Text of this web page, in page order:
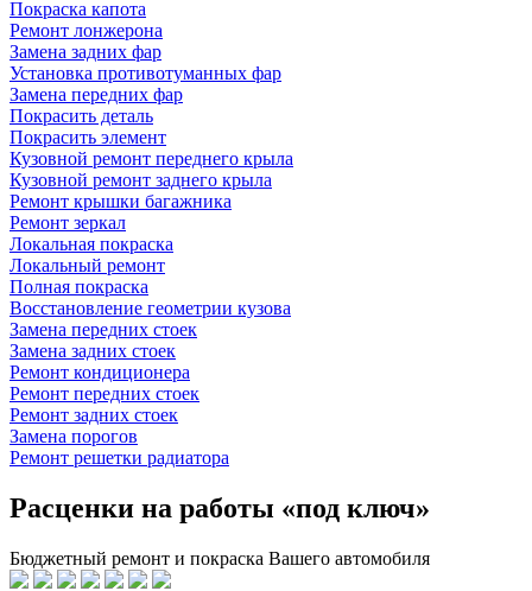
Покраска капота
Ремонт лонжерона
Замена задних фар
Установка противотуманных фар
Замена передних фар
Покрасить деталь
Покрасить элемент
Кузовной ремонт переднего крыла
Кузовной ремонт заднего крыла
Ремонт крышки багажника
Ремонт зеркал
Локальная покраска
Локальный ремонт
Полная покраска
Восстановление геометрии кузова
Замена передних стоек
Замена задних стоек
Ремонт кондиционера
Ремонт передних стоек
Ремонт задних стоек
Замена порогов
Ремонт решетки радиатора
Расценки на работы «под ключ»
Бюджетный ремонт и покраска Вашего автомобиля